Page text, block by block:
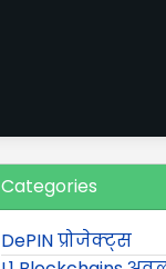
Categories
DePIN प्रोजेक्ट्स